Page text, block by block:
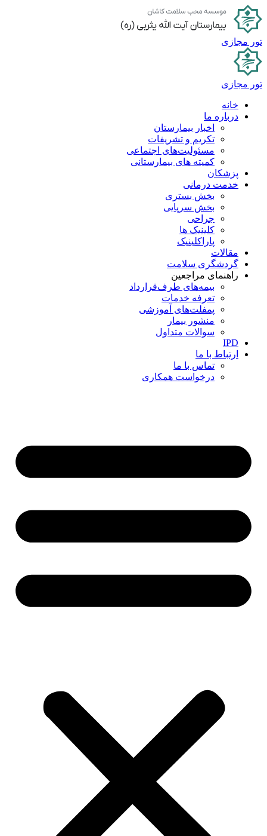
پرش
به
محتوا
تور مجازی
تور مجازی
خانه
درباره ما
اخبار بیمارستان
تکریم و تشریفات
مسئولیت‌های اجتماعی
کمیته های بیمارستانی
پزشکان
خدمت درمانی
بخش بستری
بخش سرپایی
جراحی
کلینیک ها
پاراکلینیک
مقالات
گردشگری سلامت
راهنمای مراجعین
بیمه‌های طرف‌قرارداد
تعرفه خدمات
پمفلت‌های آموزشی
منشور بیمار
سوالات متداول
IPD
ارتباط با ما
تماس با ما
درخواست همکاری